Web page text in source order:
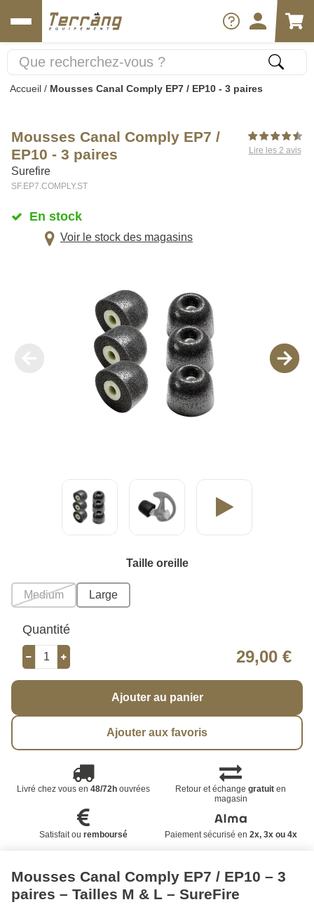
Accueil / Mousses Canal Comply EP7 / EP10 - 3 paires
Mousses Canal Comply EP7 /
EP10 - 3 paires
Surefire
SF.EP7.COMPLY.ST
Lire les 2 avis
En stock
Voir le stock des magasins
Taille oreille
Medium Large
Quantité
29,00 €
Ajouter au panier
Ajouter aux favoris
Livré chez vous en 48/72houvrées Retour et échangegratuit en
magasin
Satisfait ou remboursé Paiement sécurisé en 2x, 3x ou 4x
Mousses Canal Comply EP7 / EP10 – 3
paires – Tailles M & L – SureFire